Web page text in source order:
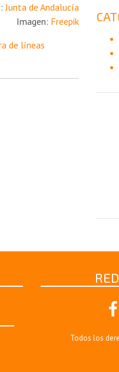
Junta de Andalucía
Imagen: Freepik
de líneas
Todos los